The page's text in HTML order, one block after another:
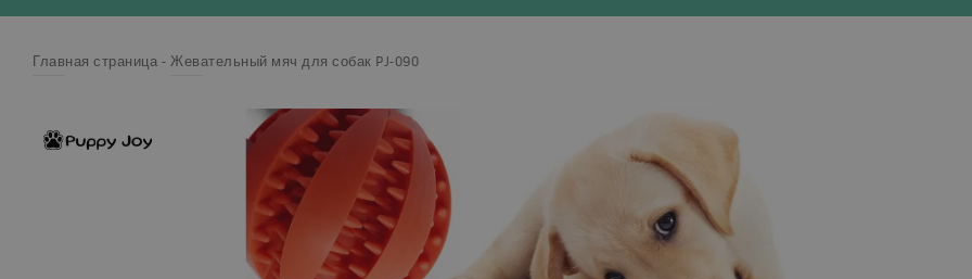
Главная страница Жевательный мяч для собак PJ-090